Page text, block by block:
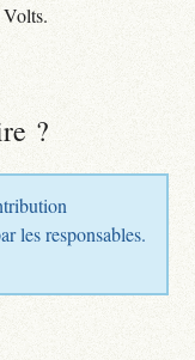
?
les responsables.